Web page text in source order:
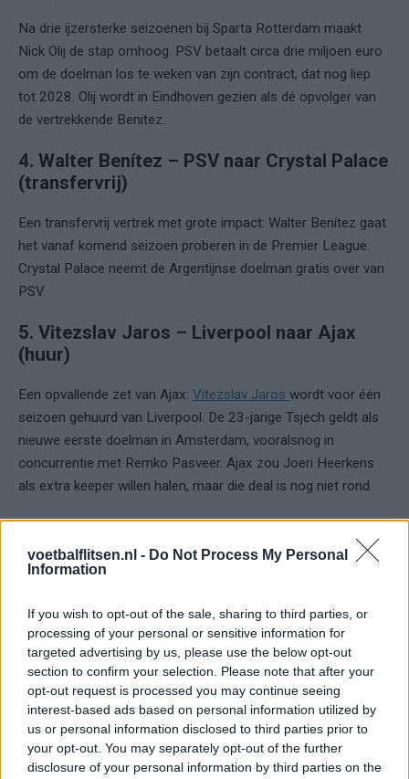
voetbalflitsen.nl - Do Not Process My Personal
Information
If you wish to opt-out of the sale, sharing to third parties, or
processing of your personal or sensitive information for
targeted advertising by us, please use the below opt-out
section to confirm your selection. Please note that after your
opt-out request is processed you may continue seeing
interest-based ads based on personal information utilized by
us or personal information disclosed to third parties prior to
your opt-out. You may separately opt-out of the further
disclosure of your personal information by third parties on the
Na drie ijzersterke seizoenen bij Sparta Rotterdam maakt
Nick Olij de stap omhoog. PSV betaalt circa drie miljoen euro
om de doelman los te weken van zijn contract, dat nog liep
tot 2028. Olij wordt in Eindhoven gezien als dé opvolger van
de vertrekkende Benitez.
4. Walter Benítez – PSV naar Crystal Palace
(transfervrij)
Een transfervrij vertrek met grote impact: Walter Benítez gaat
het vanaf komend seizoen proberen in de Premier League.
Crystal Palace neemt de Argentijnse doelman gratis over van
PSV.
5. Vitezslav Jaros – Liverpool naar Ajax
(huur)
Een opvallende zet van Ajax: Vitezslav Jaros wordt voor één
seizoen gehuurd van Liverpool. De 23-jarige Tsjech geldt als
nieuwe eerste doelman in Amsterdam, vooralsnog in
concurrentie met Remko Pasveer. Ajax zou Joeri Heerkens
als extra keeper willen halen, maar die deal is nog niet rond.
6. Enric Llansana – Go Ahead Eagles naar
Anderlecht (1,5 miljoen euro)
krachten kwijt. Middenvelder Enric Llansana maakt de
overstap naar Anderlecht, dat afgelopen seizoen vierde werd
in België. Voor de 24-jarige speler is het een volgende stap na
drie sterke jaren in Deventer. Voor Eagles betekent het verlies
van hun motor op het middenveld een sportieve aderlating.
7. Mateo Chávez – Chivas Guadalajara naar
AZ (circa 2 miljoen euro)